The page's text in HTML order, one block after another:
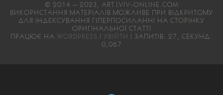
© 2014 — 2023, ART.LVIV-ONLINE.COM
ВИКОРИСТАННЯ МАТЕРІАЛІВ МОЖЛИВЕ ПРИ ВІДКРИТОМУ
ДЛЯ ІНДЕКСУВАННЯ ГІПЕРПОСИЛАННІ НА СТОРІНКУ
ОРИГІНАЛЬНОЇ СТАТТІ
ПРАЦЮЄ НА WORDPRESS | УВІЙТИ | ЗАПИТІВ: 27, СЕКУНД:
0,067